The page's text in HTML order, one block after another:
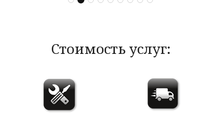
Стоимость услуг: